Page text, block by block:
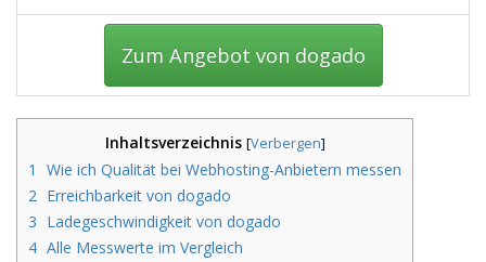
Zum Angebot von dogado
Inhaltsverzeichnis [Verbergen]
1
Wie ich Qualität bei Webhosting-Anbietern messen
2 Erreichbarkeit von dogado
3 Ladegeschwindigkeit von dogado
4 Alle Messwerte im Vergleich